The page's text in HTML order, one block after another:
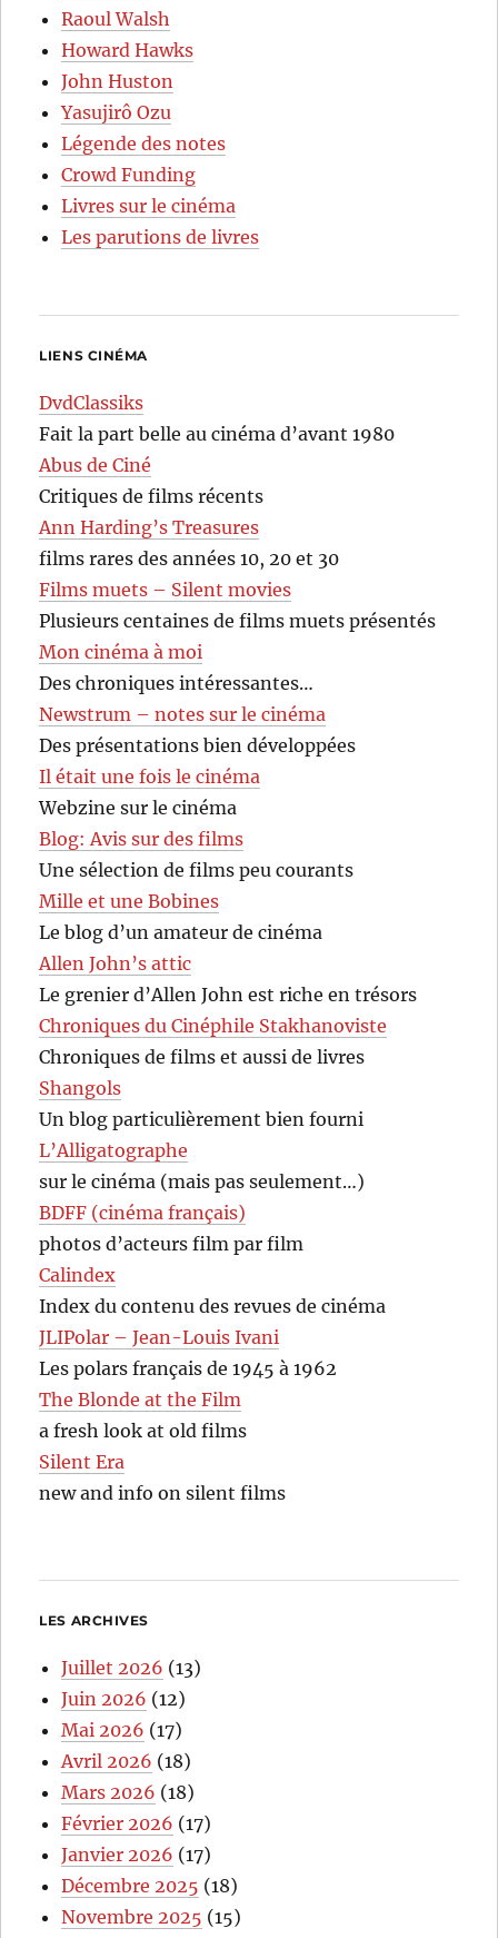
Raoul Walsh
Howard Hawks
John Huston
Yasujirô Ozu
Légende des notes
Crowd Funding
Livres sur le cinéma
Les parutions de livres
LIENS CINÉMA
DvdClassiks
Fait la part belle au cinéma d’avant 1980
Abus de Ciné
Critiques de films récents
Ann Harding’s Treasures
films rares des années 10, 20 et 30
Films muets – Silent movies
Plusieurs centaines de films muets présentés
Mon cinéma à moi
Des chroniques intéressantes…
Newstrum – notes sur le cinéma
Des présentations bien développées
Il était une fois le cinéma
Webzine sur le cinéma
Blog: Avis sur des films
Une sélection de films peu courants
Mille et une Bobines
Le blog d’un amateur de cinéma
Allen John’s attic
Le grenier d’Allen John est riche en trésors
Chroniques du Cinéphile Stakhanoviste
Chroniques de films et aussi de livres
Shangols
Un blog particulièrement bien fourni
L’Alligatographe
sur le cinéma (mais pas seulement…)
BDFF (cinéma français)
photos d’acteurs film par film
Calindex
Index du contenu des revues de cinéma
JLIPolar – Jean-Louis Ivani
Les polars français de 1945 à 1962
The Blonde at the Film
a fresh look at old films
Silent Era
new and info on silent films
LES ARCHIVES
Juillet 2026 (13)
Juin 2026 (12)
Mai 2026 (17)
Avril 2026 (18)
Mars 2026 (18)
Février 2026 (17)
Janvier 2026 (17)
Décembre 2025 (18)
Novembre 2025 (15)